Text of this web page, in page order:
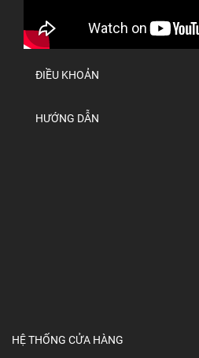
ĐIỀU KHOẢN
HƯỚNG DẪN
HỆ THỐNG CỬA HÀNG